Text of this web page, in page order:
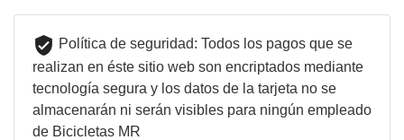
Política de seguridad: Todos los pagos que se
realizan en éste sitio web son encriptados mediante
tecnología segura y los datos de la tarjeta no se
almacenarán ni serán visibles para ningún empleado
de Bicicletas MR